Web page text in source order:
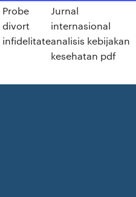
Probe
divort
infidelitate
Jurnal
internasional
analisis kebijakan
kesehatan pdf